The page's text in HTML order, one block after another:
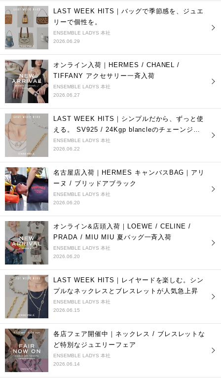
LAST WEEK HITS｜バッグで季節感を、ジュエ
リーで個性を。
ENSEMBLE LADYS 本社
2026.06.29
オンライン入荷｜HERMES / CHANEL /
TIFFANY アクセサリー一斉入荷
ENSEMBLE LADYS 本社
2026.06.27
LAST WEEK HITS｜シンプルだから、ずっと使
える。 SV925 / 24Kgp blancleのチェーンジュ
エリー ｜一部アイテムセール中
ENSEMBLE LADYS 本社
2026.06.22
名古屋店入荷｜HERMES キャンバスBAG｜アリ
ーヌ / ブリッドアブラック
ENSEMBLE LADYS 本社
2026.06.20
オンライン&店頭入荷｜LOEWE / CELINE /
PRADA / MIU MIU 夏バッグ一斉入荷
ENSEMBLE LADYS 本社
2026.06.20
LAST WEEK HITS｜レイヤードを楽しむ。シン
プルなネックレスとブレスレットが人気急上昇
ENSEMBLE LADYS 本社
2026.06.15
各店フェア開催中｜ネックレス / ブレスレットな
ど特別なジュエリーフェア
ENSEMBLE LADYS 本社
2026.06.14